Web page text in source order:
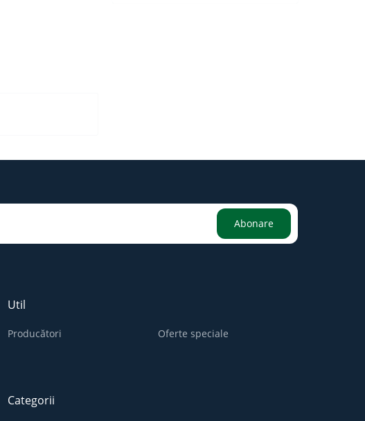
Abonare
Util
Producători Oferte speciale
Categorii